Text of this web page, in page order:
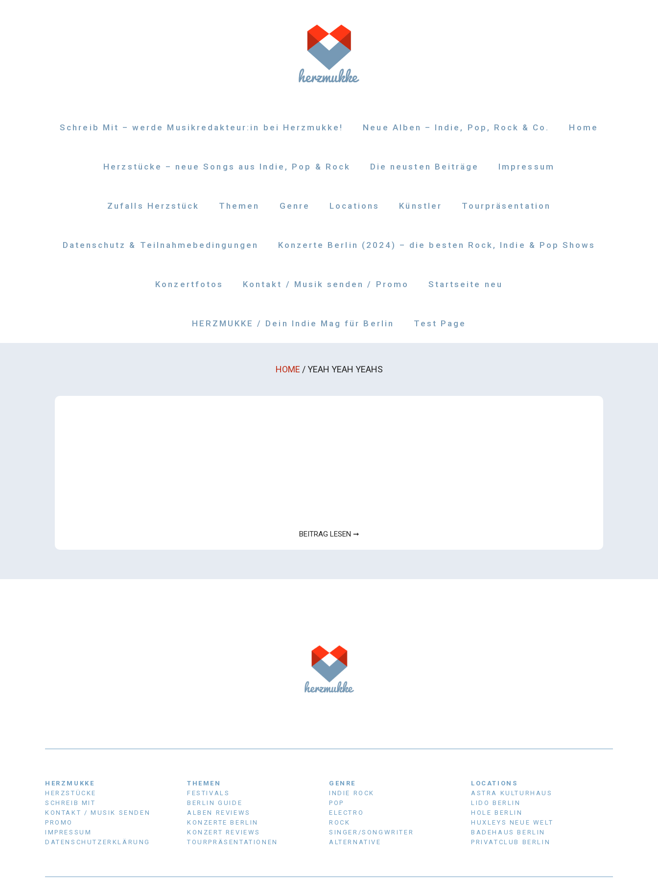
Schreib Mit – werde Musikredakteur:in bei Herzmukke! Neue Alben – Indie, Pop, Rock & Co. Home
Herzstücke – neue Songs aus Indie, Pop & Rock Die neusten Beiträge Impressum
Zufalls Herzstück Themen Genre Locations Künstler Tourpräsentation
Datenschutz & Teilnahmebedingungen Konzerte Berlin (2024) – die besten Rock, Indie & Pop Shows
Konzertfotos Kontakt / Musik senden / Promo Startseite neu
HERZMUKKE / Dein Indie Mag für Berlin Test Page
HOME /YEAH YEAH YEAHS
BEITRAG LESEN ➞
HERZMUKKE
HERZSTÜCKE
SCHREIB MIT
KONTAKT / MUSIK SENDEN
PROMO
IMPRESSUM
DATENSCHUTZERKLÄRUNG
THEMEN
FESTIVALS
BERLIN GUIDE
ALBEN REVIEWS
KONZERTE BERLIN
KONZERT REVIEWS
TOURPRÄSENTATIONEN
GENRE
INDIE ROCK
POP
ELECTRO
ROCK
SINGER/SONGWRITER
ALTERNATIVE
LOCATIONS
ASTRA KULTURHAUS
LIDO BERLIN
HOLE BERLIN
HUXLEYS NEUE WELT
BADEHAUS BERLIN
PRIVATCLUB BERLIN